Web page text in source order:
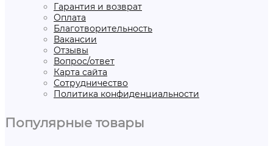
Гарантия и возврат
Оплата
Благотворительность
Вакансии
Отзывы
Вопрос/ответ
Карта сайта
Сотрудничество
Политика конфиденциальности
Популярные товары